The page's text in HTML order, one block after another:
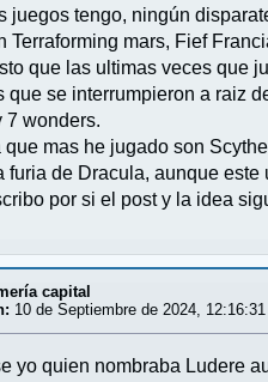
juegos tengo, ningún
Terraforming mars, Fief
que las ultimas veces que
que se interrumpieron a raiz
7 wonders.
que mas he jugado son
furia de Dracula, aunque este
por si el post y la idea
capital
10 de Septiembre de 2024,
yo quien nombraba Ludere